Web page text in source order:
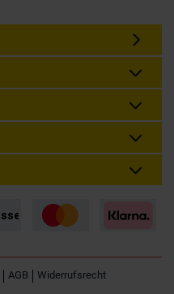
AGB Widerrufsrecht